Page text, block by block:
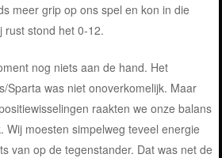
meer grip op ons spel en kon in die
rust stond het 0-12.
nog niets aan de hand. Het
Sparta was niet onoverkomelijk. Maar
raakten we onze balans
Wij moesten simpelweg teveel energie
van op de tegenstander. Dat was net de